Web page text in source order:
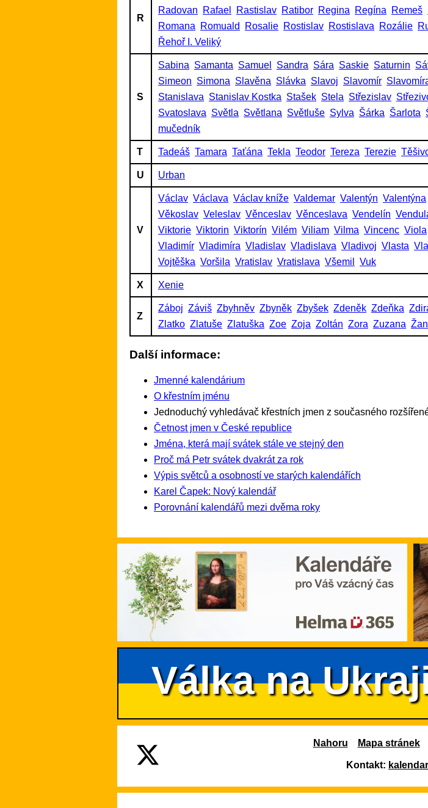
R
Radovan
Rafael Rastislav Ratibor Regina Regína Remeš
Romana
Romuald Rosalie Rostislav Rostislava Rozálie
Řehoř I. Veliký
S
Sabina Samanta Samuel Sandra Sára Saskie Saturnin
Simeon Simona Slavěna Slávka Slavoj Slavomír
Stanislava Stanislav Kostka Stašek Stela Střezislav
Svatoslava Světla Světlana Světluše Sylva Šárka Šarlota
mučedník
T Tadeáš Tamara Taťána Tekla Teodor Tereza Terezie
U Urban
V
Václav Václava Václav kníže Valdemar Valentýn Valentýna
Věkoslav Veleslav Věnceslav Věnceslava Vendelín
Viktorie Viktorin Viktorín Vilém Viliam Vilma Vincenc Viola
Vladimír Vladimíra Vladislav Vladislava Vladivoj Vlasta
Vojtěška Voršila Vratislav Vratislava Všemil Vuk
X Xenie
Z
Záboj Záviš Zbyhněv Zbyněk Zbyšek Zdeněk Zdeňka
Zlatko Zlatuše Zlatuška Zoe Zoja Zoltán Zora Zuzana
Další informace:
Jmenné kalendárium
O křestním jménu
Jednoduchý vyhledávač křestních jmen z současného
Četnost jmen v České republice
Jména, která mají svátek stále ve stejný den
Proč má Petr svátek dvakrát za rok
Výpis světců a osobností ve starých kalendářích
Karel Čapek: Nový kalendář
Porovnání kalendářů mezi dvěma roky
Válka na
Nahoru Mapa stránek
Kontakt: